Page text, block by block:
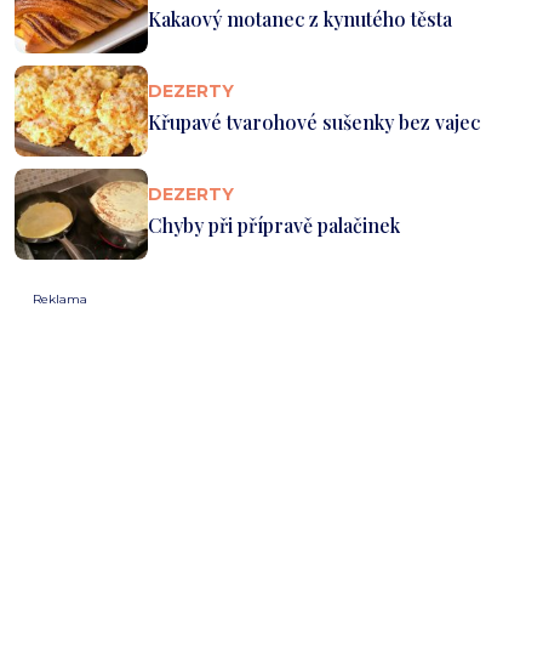
Kakaový motanec z kynutého těsta
DEZERTY
Křupavé tvarohové sušenky bez vajec
DEZERTY
Chyby při přípravě palačinek
Reklama